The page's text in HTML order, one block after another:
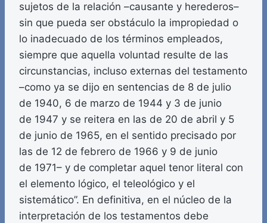
sujetos de la relación –causante y herederos–
sin que pueda ser obstáculo la impropiedad o
lo inadecuado de los términos empleados,
siempre que aquella voluntad resulte de las
circunstancias, incluso externas del testamento
–como ya se dijo en sentencias de 8 de julio
de 1940, 6 de marzo de 1944 y 3 de junio
de 1947 y se reitera en las de 20 de abril y 5
de junio de 1965, en el sentido precisado por
las de 12 de febrero de 1966 y 9 de junio
de 1971– y de completar aquel tenor literal con
el elemento lógico, el teleológico y el
sistemático”. En definitiva, en el núcleo de la
interpretación de los testamentos debe